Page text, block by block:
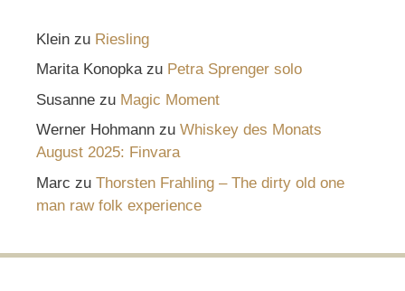
Klein zu Riesling
Marita Konopkazu Petra Sprenger solo
Susanne zu Magic Moment
Werner Hohmann zu Whiskey des Monats
August 2025: Finvara
Marc zu Thorsten Frahling – The dirty old one
man raw folk experience